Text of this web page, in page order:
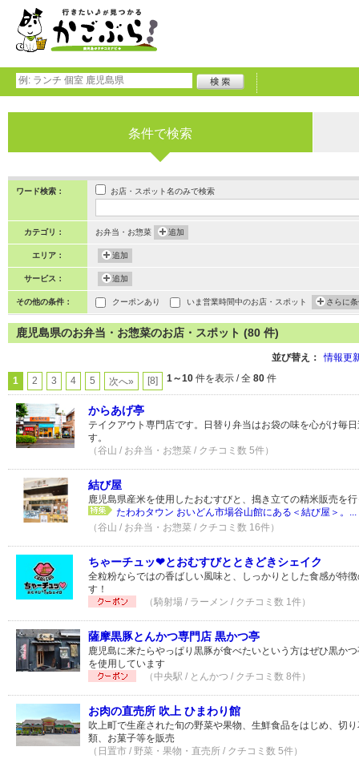
条件で検索
ワード検索： お店・スポット名のみで検索
カテゴリ： お弁当・お惣菜 追加
エリア： 追加
サービス： 追加
その他の条件： クーポンあり いま営業時間中のお店・スポット さらに
鹿児島県のお弁当・お惣菜のお店・スポット (80 件)
並び替え： 情報更
1 2 3 4 5 次へ» [8] 1～10 件を表示 / 全 80 件
からあげ亭
テイクアウト専門店です。日替り弁当はお袋の味を心がけ毎
す。
（谷山 / お弁当・お惣菜 / クチコミ数 5件）
結び屋
鹿児島県産米を使用したおむすびと、搗き立ての精米販売を
たわわタウン おいどん市場谷山館にある＜結び屋＞。...
（谷山 / お弁当・お惣菜 / クチコミ数 16件）
ちゃーチュッ❤とおむすびとときどきシェイク
全粒粉ならではの香ばしい風味と、しっかりとした食感が特
す！
（騎射場 / ラーメン / クチコミ数 1件）
薩摩黒豚とんかつ専門店 黒かつ亭
鹿児島に来たらやっぱり黒豚が食べたいという方はぜひ黒か
を使用しています
（中央駅 / とんかつ / クチコミ数 8件）
お肉の直売所 吹上 ひまわり館
吹上町で生産された旬の野菜や果物、生鮮食品をはじめ、切
類、お菓子等を販売
（日置市 / 野菜・果物・直売所 / クチコミ数 5件）